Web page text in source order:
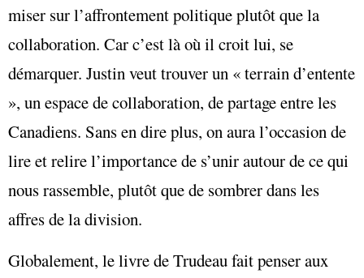
miser sur l’affrontement politique plutôt que la
collaboration. Car c’est là où il croit lui, se
démarquer. Justin veut trouver un « terrain d’entente
», un espace de collaboration, de partage entre les
Canadiens. Sans en dire plus, on aura l’occasion de
lire et relire l’importance de s’unir autour de ce qui
nous rassemble, plutôt que de sombrer dans les
affres de la division.
Globalement, le livre de Trudeau fait penser aux